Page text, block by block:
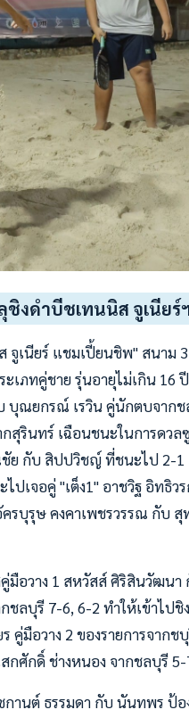
งดำบีชเทนนิส จูเนียร์
เนียร์ แชมเปี้ยนชิพ" สนาม
เภทคู่ชาย รุ่นอายุไม่เกิน 16
บ บุณยกรณ์ เรวิน คู่นักตบจา
รินทร์ เฉือนชนะในการดวล
กับ สิปปวิชญ์ ที่ชนะไป 2-1
ไปเจอคู่ "เต็ง1" อาชวิฐ อิท
บุรุษ คงคาเพชรวรรณ กับ สุ
มือวาง 1 สหวัสส์ ศิริสินวัฒนา
ลบุรี 7-6, 6-2 ทำให้เข้าไปชิ
มือวาง 2 ของรายการจากช
กศักดิ์ ช่างหนอง จากชลบุรี
านต์ ธรรมดา กับ นันทพร ป้